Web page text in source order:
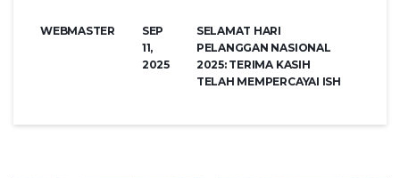
WEBMASTER
SEP
11,
2025
SELAMAT HARI
PELANGGAN NASIONAL
2025: TERIMA KASIH
TELAH MEMPERCAYAI ISH